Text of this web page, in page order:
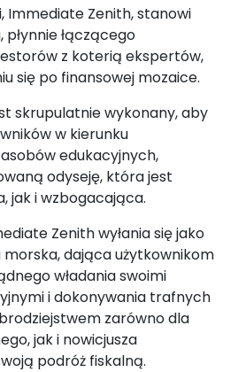
Immediate Zenith, stanowi
płynnie łączącego
z koterią ekspertów,
się po finansowej mozaice.
skrupulatnie wykonany, aby
w kierunku
edukacyjnych,
odyseję, która jest
jak i wzbogacająca.
Zenith wyłania się jako
dająca użytkownikom
władania swoimi
i dokonywania trafnych
zarówno dla
jak i nowicjusza
podróż fiskalną.